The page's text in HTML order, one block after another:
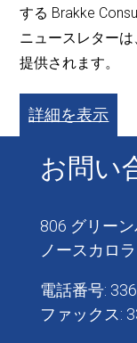
する Brakke
ニュースレター
提供されます。
詳細を表示
お問い
806 グリー
ノースカロ
電話番号:
ファックス: